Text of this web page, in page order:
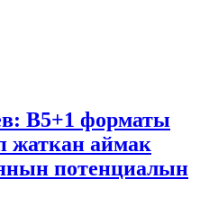
B5+1 форматы
жаткан аймак
потенциалын